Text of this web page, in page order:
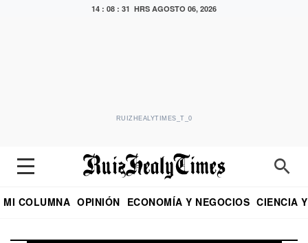
14 : 08 : 31 HRS AGOSTO 06, 2026
RUIZHEALYTIMES_T_0
MI COLUMNA OPINIÓN ECONOMÍA Y NEGOCIOS CIENCIA